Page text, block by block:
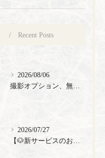
Recent Posts
2026/08/06
2026/07/27